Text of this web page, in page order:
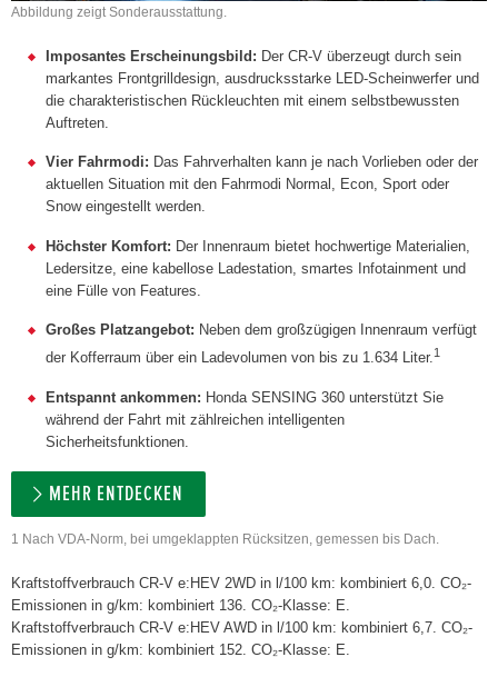
Abbildung zeigt Sonderausstattung.
Imposantes Erscheinungsbild: Der CR-V überzeugt durch sein
markantes Frontgrilldesign, ausdrucksstarke LED-Scheinwerfer und
die charakteristischen Rückleuchten mit einem selbstbewussten
Auftreten.
Vier Fahrmodi: Das Fahrverhalten kann je nach Vorlieben oder der
aktuellen Situation mit den Fahrmodi Normal, Econ, Sport oder
Snow eingestellt werden.
Höchster Komfort: Der Innenraum bietet hochwertige Materialien,
Ledersitze, eine kabellose Ladestation, smartes Infotainment und
eine Fülle von Features.
Großes Platzangebot: Neben dem großzügigen Innenraum verfügt
der Kofferraum über ein Ladevolumen von bis zu 1.634 Liter.1
Entspannt ankommen: Honda SENSING 360 unterstützt Sie
während der Fahrt mit zählreichen intelligenten
Sicherheitsfunktionen.
MEHR ENTDECKEN
1 Nach VDA-Norm, bei umgeklappten Rücksitzen, gemessen bis Dach.
Kraftstoffverbrauch CR-V e:HEV 2WD in l/100 km: kombiniert 6,0. CO₂-
Emissionen in g/km: kombiniert 136. CO₂-Klasse: E.
Kraftstoffverbrauch CR-V e:HEV AWD in l/100 km: kombiniert 6,7. CO₂-
Emissionen in g/km: kombiniert 152. CO₂-Klasse: E.